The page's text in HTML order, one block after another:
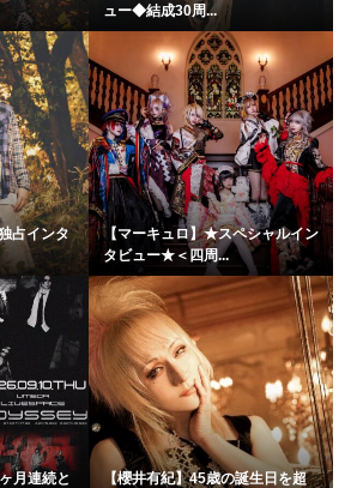
ュー◆結成30周...
占インタ
【マーキュロ】★スペシャルイン
タビュー★＜四周...
月連続と
【櫻井有紀】45歳の誕生日を超